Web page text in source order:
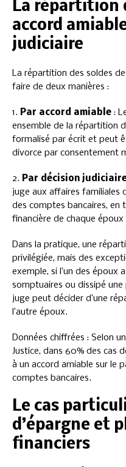
La répartition
accord
judiciaire
La répartition des soldes
faire de deux manières :
1. Par accord amiable :
ensemble de la répartition
formalisé par écrit et peut
divorce par consentement
2. Par décision
juge aux affaires familiales
des comptes bancaires,
financière de chaque
Dans la pratique, une
privilégiée, mais des
exemple, si l’un des époux
somptuaires ou dissipé
juge peut décider d’une
l’autre époux.
Données chiffrées : Selon
Justice, dans 60% des cas
à un accord amiable sur le
comptes bancaires.
Le cas
d’épargne et
financiers